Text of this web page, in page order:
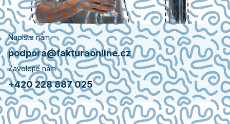
Napište nám
podpora@fakturaonline.cz
Zavolejte nám
+420 228 887 025